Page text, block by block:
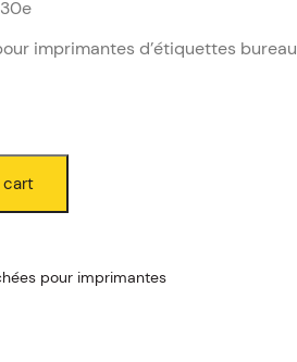
imprimantes d’étiquettes
cart
pour imprimantes